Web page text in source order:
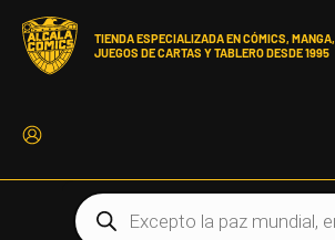
contenido
TIENDA ESPECIALIZADA EN CÓMICS, MANGA,
JUEGOS DE CARTAS Y TABLERO DESDE 1995
Búsqueda
de
productos